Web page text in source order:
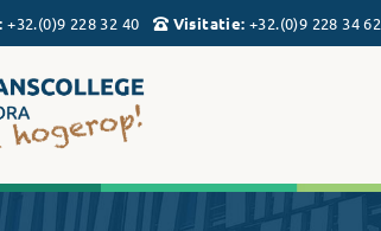
: +32.(0)9 228 32 40 Visitatie: +32.(0)9 228 34 62